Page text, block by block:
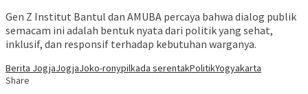
Gen Z Institut Bantul dan AMUBA percaya bahwa dialog publik
semacam ini adalah bentuk nyata dari politik yang sehat,
inklusif, dan responsif terhadap kebutuhan warganya.
Berita JogjaJogjaJoko-ronypilkada serentakPolitikYogyakarta
Share